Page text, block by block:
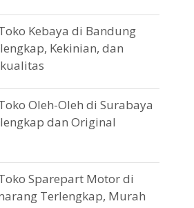
Kebaya di Bandung
Kekinian, dan
Oleh-Oleh di Surabaya
dan Original
Sparepart Motor di
Terlengkap, Murah